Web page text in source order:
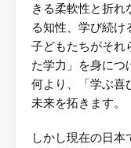
きる柔軟性と折れ
る知性、学び続け
子どもたちがそれ
た学力」を身につ
何より、「学ぶ喜
未来を拓きます。
しかし現在の日